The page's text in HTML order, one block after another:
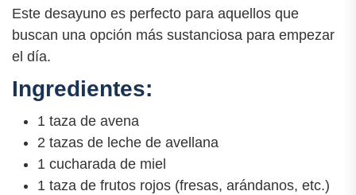
Este desayuno es perfecto para aquellos que
buscan una opción más sustanciosa para empezar
el día.
Ingredientes:
1 taza de avena
2 tazas de leche de avellana
1 cucharada de miel
1 taza de frutos rojos (fresas, arándanos, etc.)